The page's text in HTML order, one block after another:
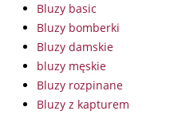
Bluzy basic
Bluzy bomberki
Bluzy damskie
bluzy męskie
Bluzy rozpinane
Bluzy z kapturem